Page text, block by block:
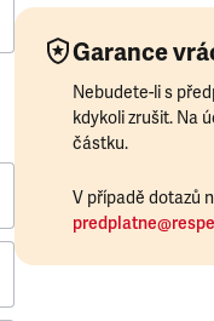
Garance
Nebudete-li s
kdykoli zrušit. Na
částku.
V případě dotazů